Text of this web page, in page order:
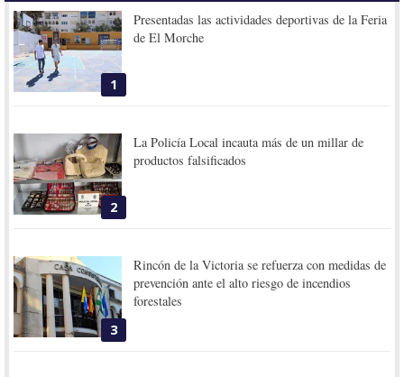
1
Presentadas las actividades deportivas de la Feria
de El Morche
2
La Policía Local incauta más de un millar de
productos falsificados
3
Rincón de la Victoria se refuerza con medidas de
prevención ante el alto riesgo de incendios
forestales